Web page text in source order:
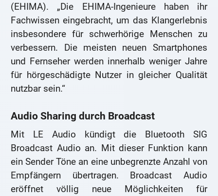
(EHIMA). „Die EHIMA-Ingenieure haben ihr
Fachwissen eingebracht, um das Klangerlebnis
insbesondere für schwerhörige Menschen zu
verbessern. Die meisten neuen Smartphones
und Fernseher werden innerhalb weniger Jahre
für hörgeschädigte Nutzer in gleicher Qualität
nutzbar sein.“
Audio Sharing durch Broadcast
Mit LE Audio kündigt die Bluetooth SIG
Broadcast Audio an. Mit dieser Funktion kann
ein Sender Töne an eine unbegrenzte Anzahl von
Empfängern übertragen. Broadcast Audio
eröffnet völlig neue Möglichkeiten für